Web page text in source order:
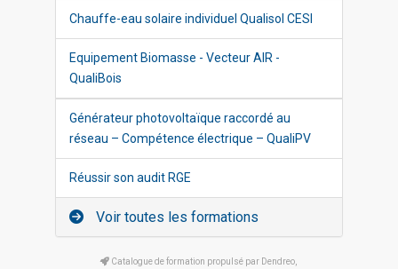
Chauffe-eau solaire individuel Qualisol CESI
Equipement Biomasse - Vecteur AIR -
QualiBois
Générateur photovoltaïque raccordé au
réseau – Compétence électrique – QualiPV
Réussir son audit RGE
Voir toutes les formations
Catalogue de formation propulsé par Dendreo,